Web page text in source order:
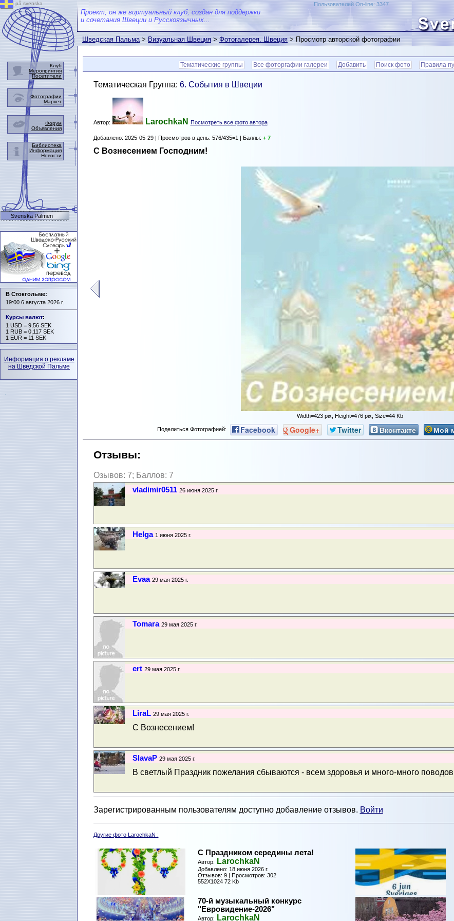
Проект, он же виртуальный клуб, создан для поддержки
и сочетания Швеции и Русскоязычных...
Пользователей On-line: 3347
Шведская Пальма>Визуальная Швеция>Фотогалерея. Швеция> Просмотр авторской фотографии
Тематические группы Все фоторгафии галереи Добавить Поиск фото Правила
Тематическая Группа: 6. События в Швеции
Автор: LarochkaN Посмотреть все фото автора
Добавлено: 2025-05-29 | Просмотров в день: 576/435=1 | Баллы: + 7
С Вознесением Господним!
Width=423 pix; Height=476 pix; Size=44 Kb
Поделиться Фотографией: Facebook Google+ Twitter Вконтакте Мой
Отзывы:
Озывов: 7; Баллов: 7
vladimir0511 26 июня 2025 г.
Helga 1 июня 2025 г.
Evaa 29 мая 2025 г.
Tomara 29 мая 2025 г.
ert 29 мая 2025 г.
LiraL 29 мая 2025 г.
С Вознесением!
SlavaP 29 мая 2025 г.
В светлый Праздник пожелания сбываются - всем здоровья и много-много
Зарегистрированным пользователям доступно добавление отзывов. Войти
Другие фото LarochkaN :
С Праздником середины лета!
Автор: LarochkaN
Добавлено: 18 июня 2026 г.
Отзывов: 9 | Просмотров: 302
552X1024 72 Kb
70-й музыкальный конкурс
"Евровидение-2026"
Автор: LarochkaN
på svenska
Клуб
Мероприятия
Посетители
Фотографии
Маркет
Форум
Объявления
Библиотека
Информация
Новости
Svenska Palmen
В Стокгольме:
19:00 6 августа 2026 г.
Курсы валют:
1 USD = 9,56 SEK
1 RUB = 0,117 SEK
1 EUR = 11 SEK
Информация о рекламе
на Шведской Пальме